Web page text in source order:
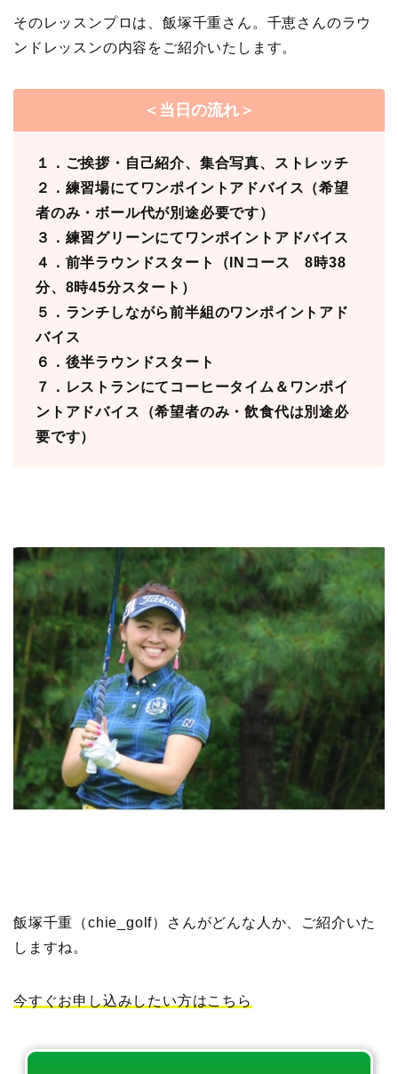
そのレッスンプロは、飯塚千重さん。千恵さんのラウ
ンドレッスンの内容をご紹介いたします。
＜当日の流れ＞
１．ご挨拶・自己紹介、集合写真、ストレッチ
２．練習場にてワンポイントアドバイス（希望
者のみ・ボール代が別途必要です）
３．練習グリーンにてワンポイントアドバイス
４．前半ラウンドスタート（INコース 8時38
分、8時45分スタート）
５．ランチしながら前半組のワンポイントアド
バイス
６．後半ラウンドスタート
７．レストランにてコーヒータイム＆ワンポイ
ントアドバイス（希望者のみ・飲食代は別途必
要です）
飯塚千重（chie_golf）さんがどんな人か、ご紹介いた
しますね。
今すぐお申し込みしたい方はこちら